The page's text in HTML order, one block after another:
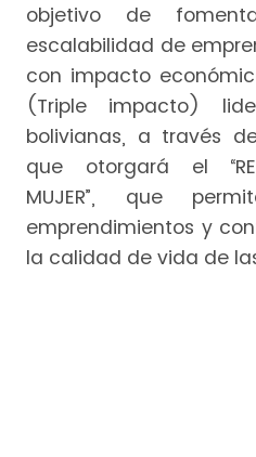
objetivo de
escalabilidad de
con impacto
(Triple impacto)
bolivianas, a través
que otorgará el
MUJER”, que
emprendimientos y
la calidad de vida de